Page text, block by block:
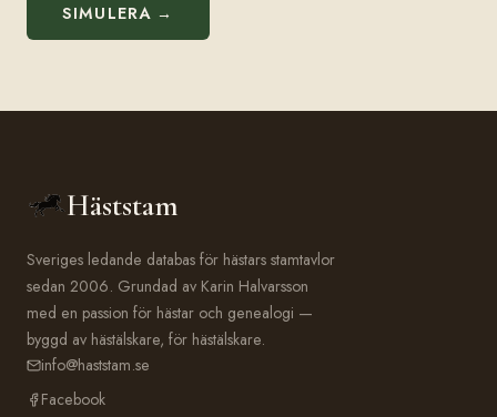
SIMULERA →
Häststam
Sveriges ledande databas för hästars stamtavlor
sedan 2006. Grundad av Karin Halvarsson
med en passion för hästar och genealogi —
byggd av hästälskare, för hästälskare.
info@haststam.se
Facebook